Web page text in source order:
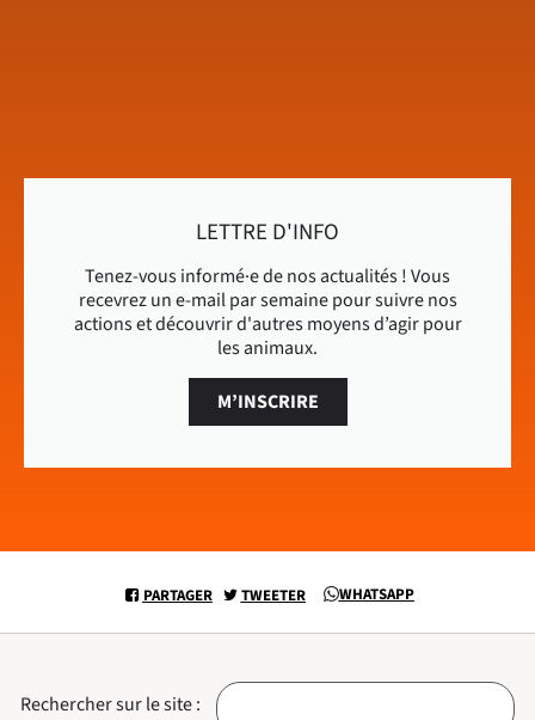
LETTRE D'INFO
Tenez-vous informé·e de nos actualités ! Vous
recevrez un e-mail par semaine pour suivre nos
actions et découvrir d'autres moyens d’agir pour
les animaux.
M’INSCRIRE
PARTAGER TWEETER WHATSAPP
Rechercher sur le site :